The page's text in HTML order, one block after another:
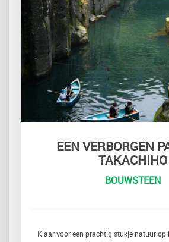
EEN VERBORGEN
TAKACHIHO
BOUWSTEEN
Klaar voor een prachtig stukje natuur op